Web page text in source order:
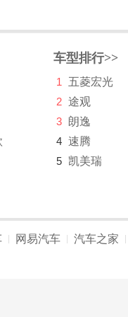
车型排行>>
1 五菱宏光
2 途观
3 朗逸
4 速腾
5 凯美瑞
网易汽车 汽车之家